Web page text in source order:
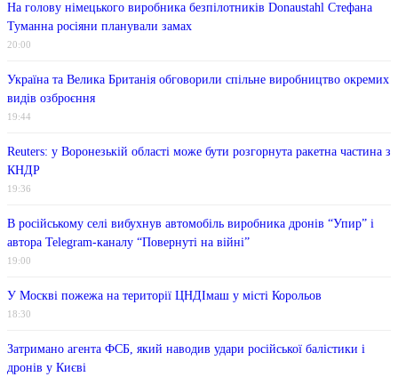
На голову німецького виробника безпілотників Donaustahl Стефана
Туманна росіяни планували замах
20:00
Україна та Велика Британія обговорили спільне виробництво окремих
видів озброєння
19:44
Reuters: у Воронезькій області може бути розгорнута ракетна частина з
КНДР
19:36
В російському селі вибухнув автомобіль виробника дронів “Упир” і
автора Telegram-каналу “Повернуті на війні”
19:00
У Москві пожежа на території ЦНДІмаш у місті Корольов
18:30
Затримано агента ФСБ, який наводив удари російської балістики і
дронів у Києві